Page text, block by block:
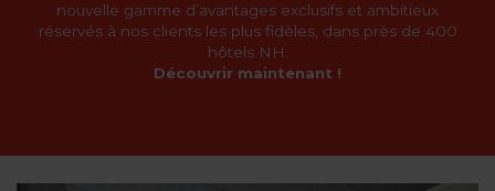
nouvelle gamme d’avantages exclusifs et ambitieux
réservés à nos clients les plus fidèles, dans près de 400
hôtels NH.
Découvrir maintenant !